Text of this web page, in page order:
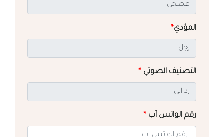
المؤدي*
التصنيف الصوتي *
رقم الواتس آب *